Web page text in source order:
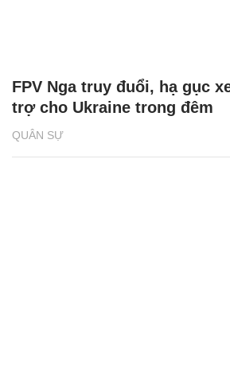
QUÂN SỰ
FPV Nga truy đuổi, hạ gục
trợ cho Ukraine trong đêm